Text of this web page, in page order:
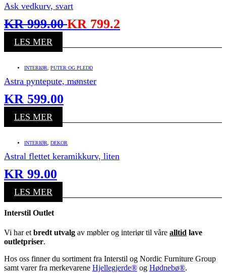
Ask vedkurv, svart
KR999.00KR 799.2
LES MER
INTERIØR PUTER OG PLEDD
Astra pyntepute, mønster
KR 599.00
LES MER
INTERIØR DEKOR
Astral flettet keramikkurv, liten
KR 99.00
LES MER
Interstil Outlet
Vi har et bredt utvalg av møbler og interiør til våre alltid lave
outletpriser.
Hos oss finner du sortiment fra Interstil og Nordic Furniture Group
samt varer fra merkevarene Hjellegjerde® og Hødnebø®.